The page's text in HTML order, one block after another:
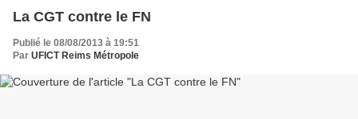
La CGT contre le FN
Publié le 08/08/2013 à 19:51
Par UFICT Reims Métropole